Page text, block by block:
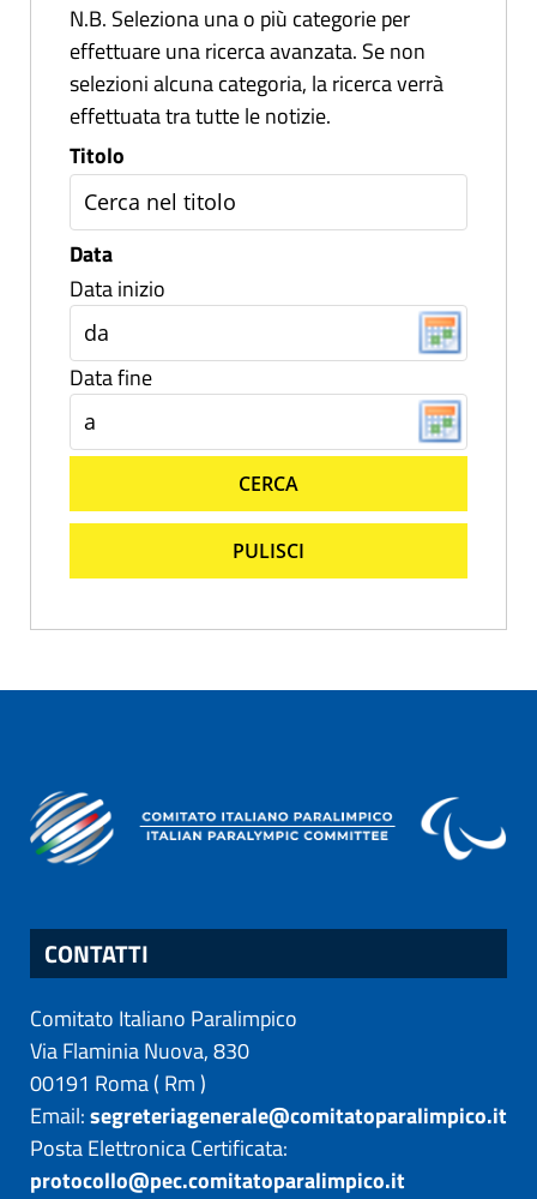
N.B. Seleziona una o più categorie per
effettuare una ricerca avanzata. Se non
selezioni alcuna categoria, la ricerca verrà
effettuata tra tutte le notizie.
Titolo
Data
Data inizio
Data fine
CERCA
PULISCI
CONTATTI
Comitato Italiano Paralimpico
Via Flaminia Nuova, 830
00191 Roma( Rm)
Email:segreteriagenerale@comitatoparalimpico.it
Posta Elettronica Certificata:
protocollo@pec.comitatoparalimpico.it